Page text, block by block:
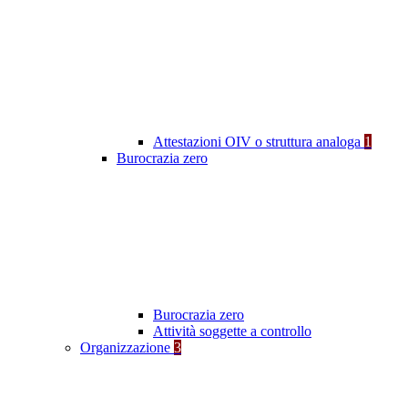
Attestazioni OIV o struttura analoga 1
Burocrazia zero
Burocrazia zero
Attività soggette a controllo
Organizzazione 3